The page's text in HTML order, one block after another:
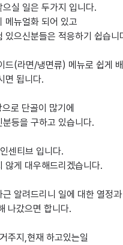
으실 일은 두가지 입니다.
메뉴얼화 되어 있고
있으신분들은 적응하기 쉽습니
드(라면/냉면류) 메뉴로 쉽게
면 됩니다.
로 단골이 많기에
분등을 구하고 있습니다.
센티브 입니다.
않게 대우해드리겠습니다.
근 알려드리니 일에 대한 열정
나갔으면 합니다.
주지,현재 하고있는일